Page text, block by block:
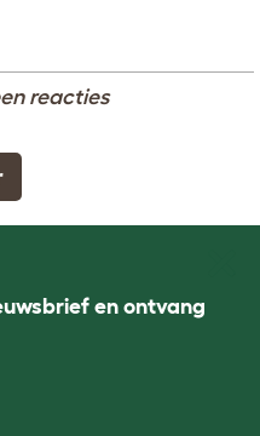
reacties
en ontvang